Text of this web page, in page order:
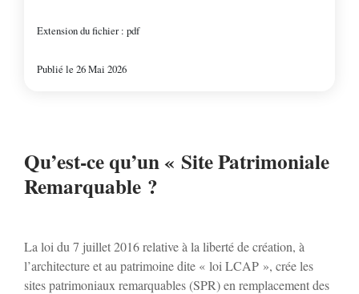
Escolives-Ste-Camille
Irancy
Lindry
Extension du fichier : pdf
Publié le 26 Mai 2026
Qu’est-ce qu’un « Site Patrimoniale
Remarquable ?
La loi du 7 juillet 2016 relative à la liberté de création, à
l’architecture et au patrimoine dite « loi LCAP », crée les
sites patrimoniaux remarquables (SPR) en remplacement des